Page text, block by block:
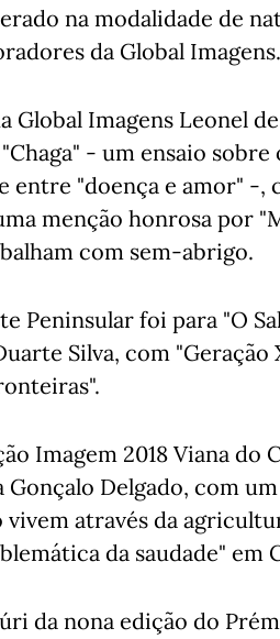
na modalidade de
da Global Imagens.
Global Imagens Leonel
- um ensaio
entre "doença e amor" -,
menção honrosa por
com sem-abrigo.
Peninsular foi para "O
Silva, com "Geração
Imagem 2018 Viana
Gonçalo Delgado, com
através da
da saudade" em
da nona edição do